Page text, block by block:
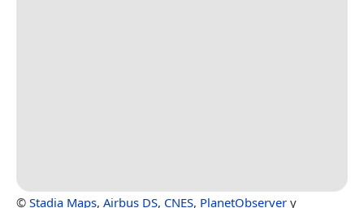
© Stadia Maps, Airbus DS, CNES, PlanetObserver y